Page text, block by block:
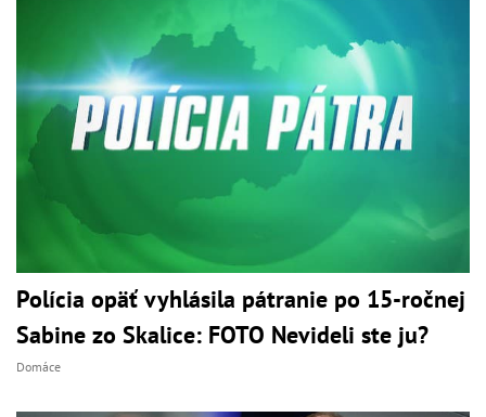
Polícia opäť vyhlásila pátranie po 15-ročnej
Sabine zo Skalice: FOTO Nevideli ste ju?
Domáce